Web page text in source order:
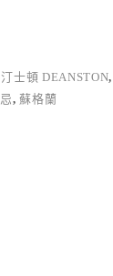
汀士頓 DEANSTON,
,蘇格蘭